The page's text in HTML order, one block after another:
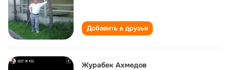
Добавить в друзья
Журабек Ахмедов